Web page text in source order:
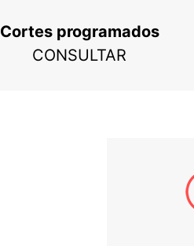
Cortes programados
CONSULTAR